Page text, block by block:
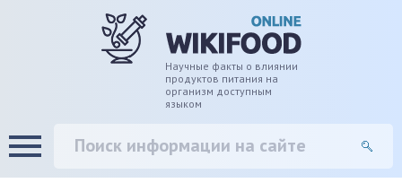
Научные факты о влиянии
продуктов питания на
организм доступным
языком
сужение сосудов
от депрессии и